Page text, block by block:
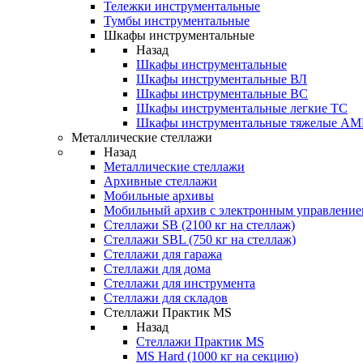
Тележки инструментальные
Тумбы инструментальные
Шкафы инструментальные
Назад
Шкафы инструментальные
Шкафы инструментальные ВЛ
Шкафы инструментальные ВС
Шкафы инструментальные легкие ТС
Шкафы инструментальные тяжелые
Металлические стеллажи
Назад
Металлические стеллажи
Архивные стеллажи
Мобильные архивы
Мобильный архив с электронным
Стеллажи SB (2100 кг на стеллаж)
Стеллажи SBL (750 кг на стеллаж)
Стеллажи для гаража
Стеллажи для дома
Стеллажи для инструмента
Стеллажи для складов
Стеллажи Практик MS
Назад
Стеллажи Практик MS
MS Hard (1000 кг на секцию)